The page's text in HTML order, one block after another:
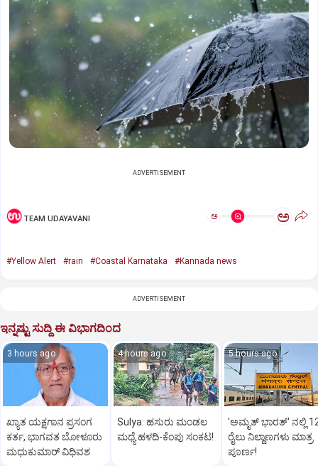
ADVERTISEMENT
TEAM UDAYAVANI ಅ ಅ
#Yellow Alert #rain #Coastal Karnataka #Kannada news
ADVERTISEMENT
ಇನ್ನಷ್ಟು ಸುದ್ದಿ ಈ ವಿಭಾಗದಿಂದ
3 hours ago
ಖ್ಯಾತ ಯಕ್ಷಗಾನ ಪ್ರಸಂಗ
ಕರ್ತ, ಭಾಗವತ ಬೋಳೂರು
ಮಧುಕುಮಾರ್ ವಿಧಿವಶ
4 hours ago
Sulya: ಹಸುರು ಮಂಡಲ
ಮಧ್ಯೆ ಹಳದಿ-ಕೆಂಪು ಸಂಕಟ!
5 hours ago
'ಅಮೃತ್‌ ಭಾರತ್‌' ನಲ್ಲಿ
ರೈಲು ನಿಲ್ದಾಣಗಳು ಮಾತ್ರ
ಪೂರ್ಣ!